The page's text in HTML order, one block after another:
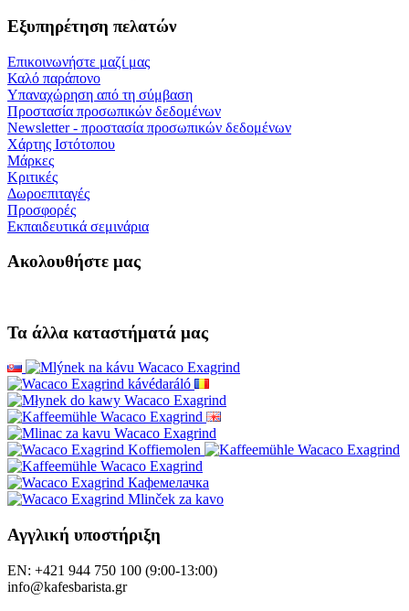
Εξυπηρέτηση πελατών
Επικοινωνήστε μαζί μας
Καλό παράπονο
Υπαναχώρηση από τη σύμβαση
Προστασία προσωπικών δεδομένων
Newsletter - προστασία προσωπικών δεδομένων
Χάρτης Ιστότοπου
Μάρκες
Κριτικές
Δωροεπιταγές
Προσφορές
Εκπαιδευτικά σεμινάρια
Ακολουθήστε μας
Τα άλλα καταστήματά μας
Αγγλική υποστήριξη
EN: +421 944 750 100 (9:00-13:00)
info@kafesbarista.gr